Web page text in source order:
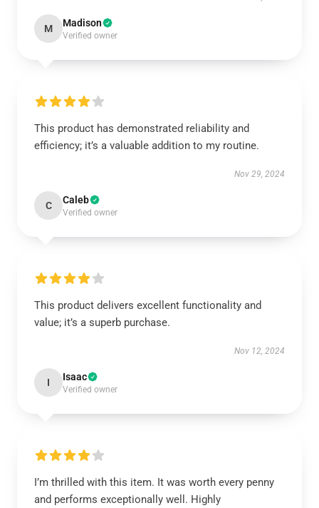
M Madison
Verified owner
This product has demonstrated reliability and
efficiency; it’s a valuable addition to my routine.
Nov 29, 2024
C Caleb
Verified owner
This product delivers excellent functionality and
value; it’s a superb purchase.
Nov 12, 2024
I Isaac
Verified owner
I’m thrilled with this item. It was worth every penny
and performs exceptionally well. Highly